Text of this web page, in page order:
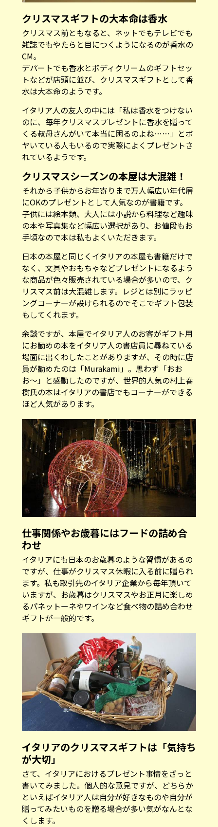
クリスマスギフトの大本命は香水
クリスマス前ともなると、ネットでもテレビでも
雑誌でもやたらと目につくようになるのが香水の
CM。
デパートでも香水とボディクリームのギフトセッ
トなどが店頭に並び、クリスマスギフトとして香
水は大本命のようです。
イタリア人の友人の中には「私は香水をつけない
のに、毎年クリスマスプレゼントに香水を贈って
くる叔母さんがいて本当に困るのよね……」とボ
ヤいている人もいるので実際によくプレゼントさ
れているようです。
クリスマスシーズンの本屋は大混雑！
それから子供からお年寄りまで万人幅広い年代層
にOKのプレゼントとして人気なのが書籍です。
子供には絵本類、大人には小説から料理など趣味
の本や写真集など幅広い選択があり、お値段もお
手頃なので本は私もよくいただきます。
日本の本屋と同じくイタリアの本屋も書籍だけで
なく、文具やおもちゃなどプレゼントになるよう
な商品が色々販売されている場合が多いので、ク
リスマス前は大混雑します。レジとは別にラッピ
ングコーナーが設けられるのでそこでギフト包装
もしてくれます。
余談ですが、本屋でイタリア人のお客がギフト用
にお勧めの本をイタリア人の書店員に尋ねている
場面に出くわしたことがありますが、その時に店
員が勧めたのは「Murakami」。思わず「おお
お〜」と感動したのですが、世界的人気の村上春
樹氏の本はイタリアの書店でもコーナーができる
ほど人気があります。
仕事関係やお歳暮にはフードの詰め合
わせ
イタリアにも日本のお歳暮のような習慣があるの
ですが、仕事がクリスマス休暇に入る前に贈られ
ます。私も取引先のイタリア企業から毎年頂いて
いますが、お歳暮はクリスマスやお正月に楽しめ
るパネットーネやワインなど食べ物の詰め合わせ
ギフトが一般的です。
イタリアのクリスマスギフトは「気持ち
が大切」
さて、イタリアにおけるプレゼント事情をざっと
書いてみました。個人的な意見ですが、どちらか
といえばイタリア人は自分が好きなものや自分が
贈ってみたいものを贈る場合が多い気がなんとな
くします。